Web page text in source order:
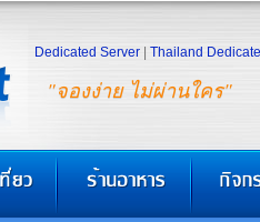
"จองง่าย ไม่ผ่านใคร"
Dedicated Server
Thailand